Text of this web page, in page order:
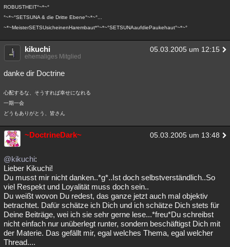
ROBUSTHEIT°~*~°
°~*~°SETSUNA & die Dritte Ebene°~*~°...
~*~MeisterSETSUsicheinenHarembaut*°~*~°SETSUNAaufdiePaukehaut°~*~°
kikuchi 05.03.2005 um 12:15
ehemaliges Mitglied
danke dir Doctrine
心配するな、そうすれば幸せになれる
一期一会
どうもありがとう、皆さん
~DoctrineDark~ 05.03.2005 um 13:48
@kikuchi:
Lieber Kikuchi!
Du musst mir nicht danken..*g*..Ist doch selbstverständlich..So
viel Respekt und Loyalität muss doch sein..
Du weißt wovon Du redest, das ganze jetzt auch mal objektiv
betrachtet. Dafür schätze ich Dich und ich schätze Dich stets für
Deine Beiträge, wei ich sie sehr gerne lese...*freu*Du schreibst
nicht einfach nur unüberlegt runter, sondern beschäftigst Dich mit
der Materie. Das gefällt mir, egal welches Thema, egal welcher
Thread....